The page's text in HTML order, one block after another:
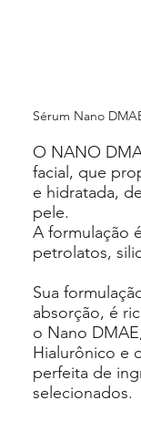
Sérum Nano
O NANO
facial, que
e hidratada,
pele.
A formulação
petrolatos,
Sua
absorção, é
o Nano
Hialurônico e
perfeita de
selecionados.